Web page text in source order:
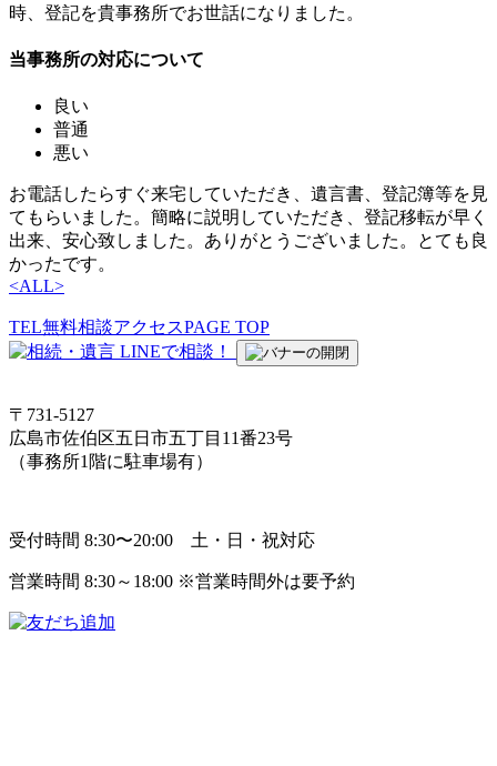
時、登記を貴事務所でお世話になりました。
当事務所の対応について
良い
普通
悪い
お電話したらすぐ来宅していただき、遺言書、登記簿等を見
てもらいました。簡略に説明していただき、登記移転が早く
出来、安心致しました。ありがとうございました。とても良
かったです。
<ALL>
TEL無料相談アクセスPAGE TOP
〒731-5127
広島市佐伯区五日市五丁目11番23号
（事務所1階に駐車場有）
受付時間 8:30〜20:00 土・日・祝対応
営業時間 8:30～18:00 ※営業時間外は要予約